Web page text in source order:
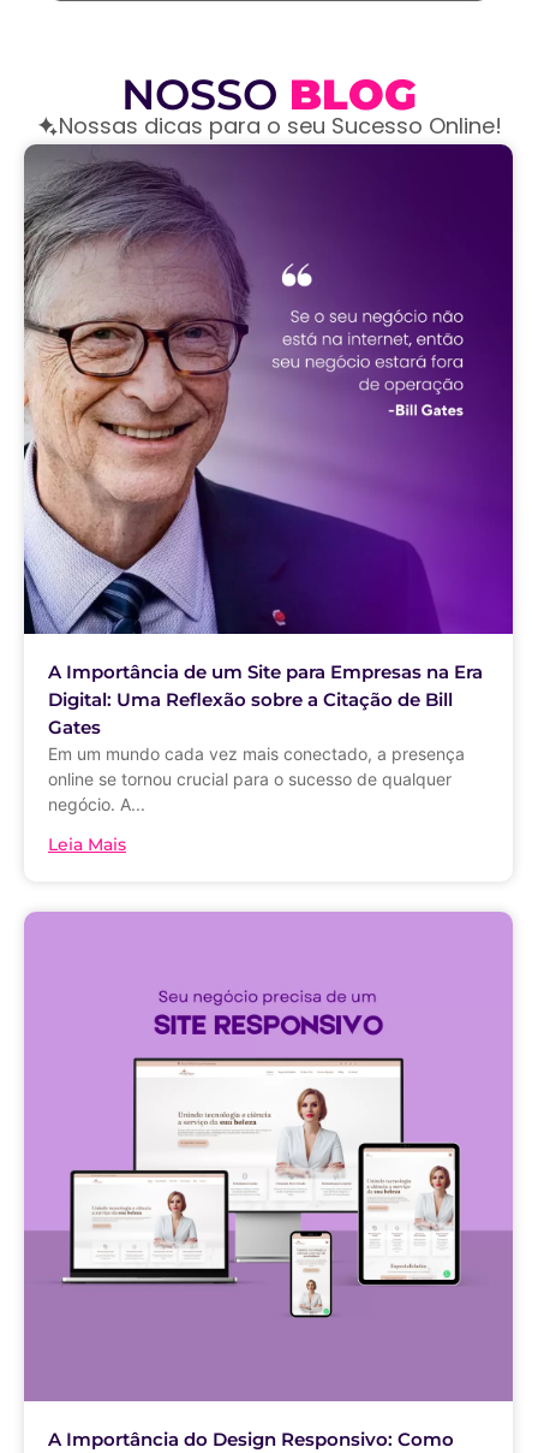
NOSSO BLOG
Nossas dicas para o seu Sucesso Online!
A Importância de um Site para Empresas na Era
Digital: Uma Reflexão sobre a Citação de Bill
Gates
Em um mundo cada vez mais conectado, a presença
online se tornou crucial para o sucesso de qualquer
negócio. A...
Leia Mais
A Importância do Design Responsivo: Como